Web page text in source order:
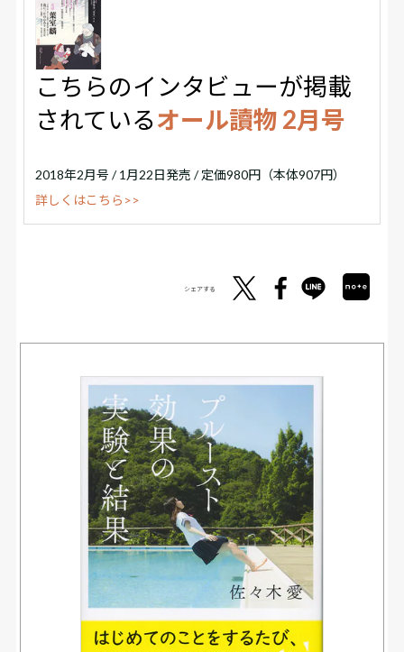
こちらのインタビューが掲載
されているオール讀物 2月号
2018年2月号 / 1月22日発売 / 定価980円（本体907円）
詳しくはこちら>>
シェアする